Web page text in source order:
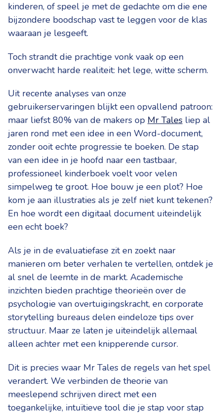
kinderen, of speel je met de gedachte om die ene
bijzondere boodschap vast te leggen voor de klas
waaraan je lesgeeft.
Toch strandt die prachtige vonk vaak op een
onverwacht harde realiteit: het lege, witte scherm.
Uit recente analyses van onze
gebruikerservaringen blijkt een opvallend patroon:
maar liefst 80% van de makers op Mr Tales liep al
jaren rond met een idee in een Word-document,
zonder ooit echte progressie te boeken. De stap
van een idee in je hoofd naar een tastbaar,
professioneel kinderboek voelt voor velen
simpelweg te groot. Hoe bouw je een plot? Hoe
kom je aan illustraties als je zelf niet kunt tekenen?
En hoe wordt een digitaal document uiteindelijk
een echt boek?
Als je in de evaluatiefase zit en zoekt naar
manieren om beter verhalen te vertellen, ontdek je
al snel de leemte in de markt. Academische
inzichten bieden prachtige theorieën over de
psychologie van overtuigingskracht, en corporate
storytelling bureaus delen eindeloze tips over
structuur. Maar ze laten je uiteindelijk allemaal
alleen achter met een knipperende cursor.
Dit is precies waar Mr Tales de regels van het spel
verandert. We verbinden de theorie van
meeslepend schrijven direct met een
toegankelijke, intuïtieve tool die je stap voor stap